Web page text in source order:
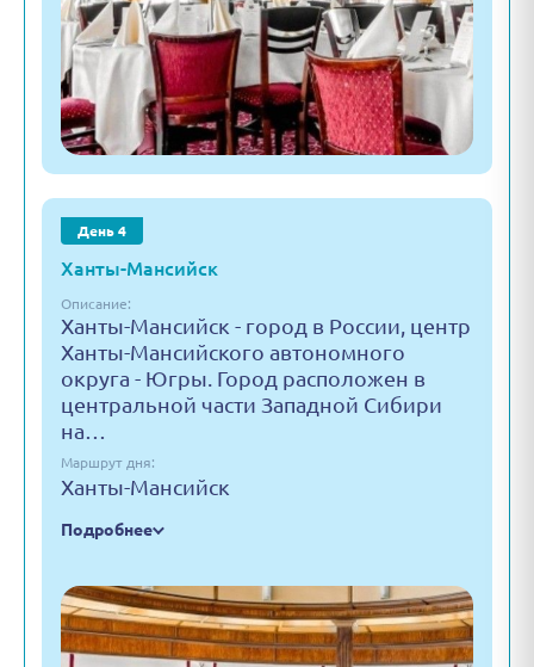
День 4
Ханты-Мансийск
Описание:
Ханты-Мансийск - город в России, центр
Ханты-Мансийского автономного
округа - Югры. Город расположен в
центральной части Западной Сибири
на…
Маршрут дня:
Ханты-Мансийск
Подробнее